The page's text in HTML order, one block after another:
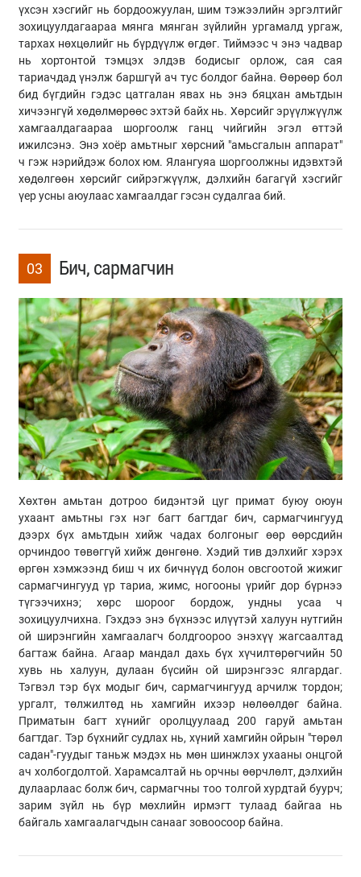
үхсэн хэсгийг нь бордоожуулан, шим тэжээлийн эргэлтийг
зохицуулдагаараа мянга мянган зүйлийн ургамалд ургаж,
тархах нөхцөлийг нь бүрдүүлж өгдөг. Тиймээс ч энэ чадвар
нь хортонтой тэмцэх элдэв бодисыг орлож, сая сая
тариачдад үнэлж баршгүй ач тус болдог байна. Өөрөөр бол
бид бүгдийн гэдэс цатгалан явах нь энэ бяцхан амьтдын
хичээнгүй хөдөлмөрөөс эхтэй байх нь. Хөрсийг эрүүлжүүлж
хамгаалдагаараа шоргоолж ганц чийгийн эгэл өттэй
ижилсэнэ. Энэ хоёр амьтныг хөрсний "амьсгалын аппарат"
ч гэж нэрийдэж болох юм. Ялангуяа шоргоолжны идэвхтэй
хөдөлгөөн хөрсийг сийрэгжүүлж, дэлхийн багагүй хэсгийг
үер усны аюулаас хамгаалдаг гэсэн судалгаа бий.
03 Бич, сармагчин
Хөхтөн амьтан дотроо бидэнтэй цуг примат буюу оюун
ухаант амьтны гэх нэг багт багтдаг бич, сармагчингууд
дээрх бүх амьтдын хийж чадах болгоныг өөр өөрсдийн
орчиндоо төвөггүй хийж дөнгөнө. Хэдий тив дэлхийг хэрэх
өргөн хэмжээнд биш ч их бичнүүд болон овсгоотой жижиг
сармагчингууд үр тариа, жимс, ногооны үрийг дор бүрнээ
түгээчихнэ; хөрс шороог бордож, ундны усаа ч
зохицуулчихна. Гэхдээ энэ бүхнээс илүүтэй халуун нутгийн
ой ширэнгийн хамгаалагч болдгоороо энэхүү жагсаалтад
багтаж байна. Агаар мандал дахь бүх хүчилтөрөгчийн 50
хувь нь халуун, дулаан бүсийн ой ширэнгээс ялгардаг.
Тэгвэл тэр бүх модыг бич, сармагчингууд арчилж тордон;
ургалт, төлжилтөд нь хамгийн ихээр нөлөөлдөг байна.
Приматын багт хүнийг оролцуулаад 200 гаруй амьтан
багтдаг. Тэр бүхнийг судлах нь, хүний хамгийн ойрын "төрөл
садан"-гуудыг таньж мэдэх нь мөн шинжлэх ухааны онцгой
ач холбогдолтой. Харамсалтай нь орчны өөрчлөлт, дэлхийн
дулаарлаас болж бич, сармагчны тоо толгой хурдтай буурч;
зарим зүйл нь бүр мөхлийн ирмэгт тулаад байгаа нь
байгаль хамгаалагчдын санааг зовоосоор байна.